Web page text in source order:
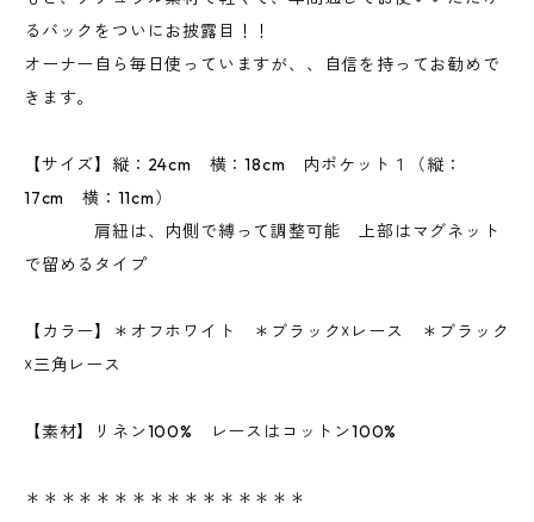
るバックをついにお披露目！！
オーナー自ら毎日使っていますが、、自信を持ってお勧めで
きます。
【サイズ】縦：24cm 横：18cm 内ポケット１（縦：
17cm 横：11cm）
肩紐は、内側で縛って調整可能 上部はマグネット
で留めるタイプ
【カラー】＊オフホワイト ＊ブラック☓レース ＊ブラック
☓三角レース
【素材】リネン100% レースはコットン100%
＊＊＊＊＊＊＊＊＊＊＊＊＊＊＊＊